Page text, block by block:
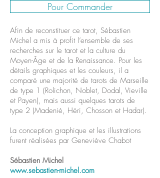
Pour Commander
Afin de reconstituer ce tarot, Sébastien
Michel a mis à profit l’ensemble de ses
recherches sur le tarot et la culture du
Moyen-Âge et de la Renaissance. Pour les
détails graphiques et les couleurs, il a
comparé une majorité de tarots de Marseille
de type 1 (Rolichon, Noblet, Dodal, Vieville
et Payen), mais aussi quelques tarots de
type 2 (Madenié, Héri, Chosson et Hadar).
La conception graphique et les illustrations
furent réalisées par Geneviève Chabot
Sébastien Michel
www.sebastien-michel.com